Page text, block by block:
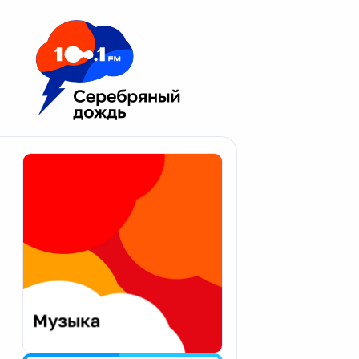
Москва 100.1 FM
Апатиты
Екатеринбург
Калининград
Калуга